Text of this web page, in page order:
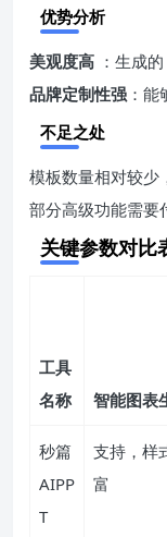
优势分析
美观度高 ：生成
品牌定制性强 ：
不足之处
模板数量相对较少
部分高级功能需要
关键参数对比
工具
名称
智能图表
秒篇
AIPP
T
支持，样
富